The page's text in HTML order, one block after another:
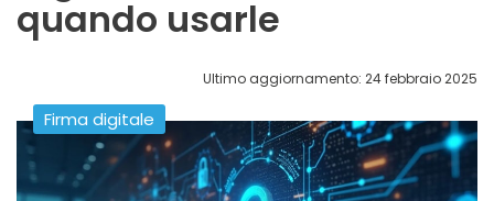
quando usarle
Ultimo aggiornamento: 24 febbraio 2025
Firma digitale